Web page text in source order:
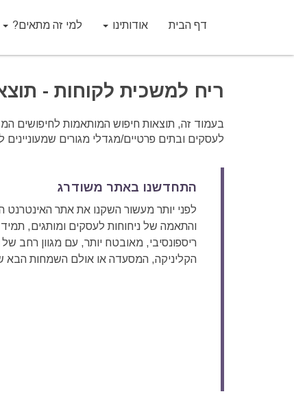
דף הבית אודותינו למי זה מתאים?
ריח למשכית לקוחות -
בעמוד זה, תוצאות חיפוש המותאמות לחיפושים
לעסקים ובתים פרטיים/מגדלי מגורים
התחדשנו באתר משודרג
לפני יותר מעשור השקנו את אתר האינטרנט
והתאמה של ניחוחות לעסקים ומותגים,
ריספונסיבי, מאובטח יותר, עם מגוון רחב
הקליניקה, המסעדה או אולם השמחות הבא